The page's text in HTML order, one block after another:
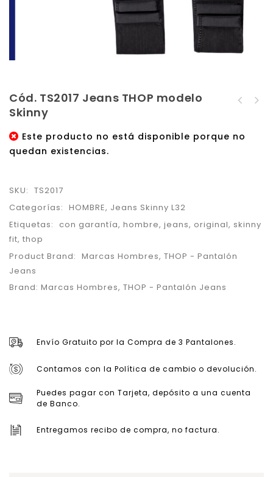
Cód. TS2017 Jeans THOP modelo
Skinny
Este producto no está disponible porque no
quedan existencias.
SKU: TS2017
Categorías: HOMBRE, Jeans Skinny L32
Etiquetas:
con garantía, hombre, jeans, original, skinny
fit, thop
Product Brand: Marcas Hombres, THOP - Pantalón
Jeans
Brand: Marcas Hombres, THOP - Pantalón Jeans
Envío Gratuito por la Compra de 3 Pantalones.
Contamos con la Política de cambio o devolución.
Puedes pagar con Tarjeta, depósito a una cuenta
de Banco.
Entregamos recibo de compra, no factura.